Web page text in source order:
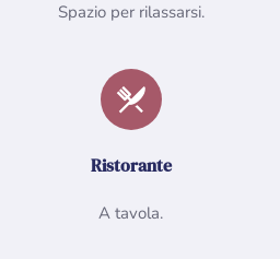
Spazio per rilassarsi.
Ristorante
A tavola.